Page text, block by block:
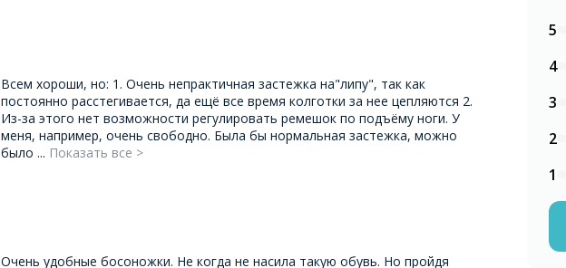
Всем хороши, но: 1. Очень непрактичная застежка на"липу", так как
постоянно расстегивается, да ещё все время колготки за нее цепляются 2.
Из-за этого нет возможности регулировать ремешок по подъёму ноги. У
меня, например, очень свободно. Была бы нормальная застежка, можно
было ... Показать все >
Очень удобные босоножки. Не когда не насила такую обувь. Но пройдя
5
4
3
2
1